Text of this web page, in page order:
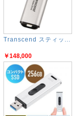
Transcend スティッ...
￥148,000